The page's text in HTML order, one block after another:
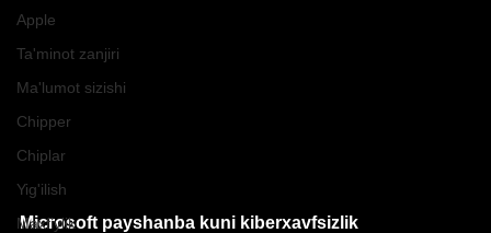
Apple
Ta'minot zanjiri
Ma'lumot sizishi
Chipper
Chiplar
Yig'ilish
Maxfiylik
Microsoft payshanba kuni kiberxavfsizlik